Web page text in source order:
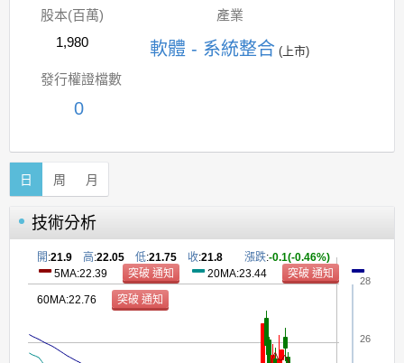
股本(百萬)
1,980
產業
軟體 - 系統整合 (上市)
發行權證檔數
0
日 周 月
技術分析
26
28
開 :21.9 高:22.05 低:21.75 收:21.8 漲跌:-0.1(-0.46%)
5MA:22.39
20MA:23.44
60MA:22.76